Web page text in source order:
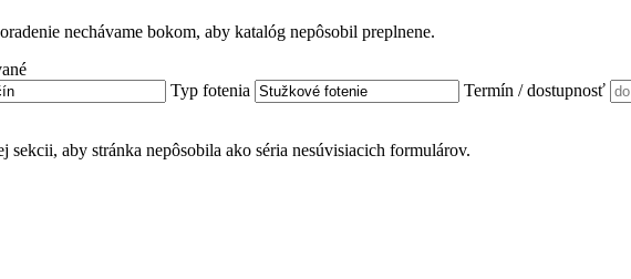
nechávame bokom, aby katalóg nepôsobil preplnene.
Typ fotenia
Termín / dostupnosť
aby stránka nepôsobila ako séria nesúvisiacich formulárov.